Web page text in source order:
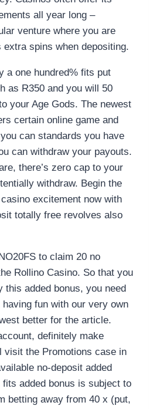
all year long –
venture where you are
spins when depositing.
a one hundred% fits put
as R350 and you will 50
your Age Gods. The newest
certain online game and
can standards you have
can withdraw your payouts.
there’s zero cap to your
withdraw. Begin the
excitement now with
totally free revolves also
to claim 20 no
Rollino Casino. So that you
this added bonus, you need
fun with our very own
better for the article.
definitely make
visit the Promotions case in
no-deposit added
fits added bonus is subject to
betting away from 40 x (put,